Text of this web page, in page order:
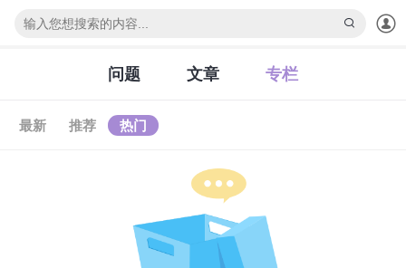
问题 文章 专栏
最新 推荐 热门